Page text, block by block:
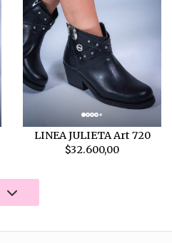
LINEA JULIETA Art 720
$32.600,00